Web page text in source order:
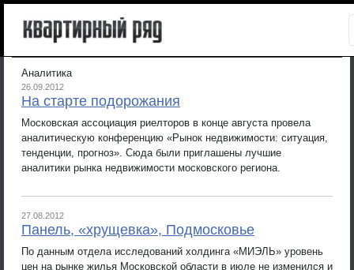
Аналитика
26.09.2012
На старте подорожания
Московская ассоциация риелторов в конце августа провела
аналитическую конференцию «Рынок недвижимости: ситуация,
тенденции, прогноз». Сюда были приглашены лучшие
аналитики рынка недвижимости московского региона.
27.08.2012
Панель, «хрущевка», Подмосковье
По данным отдела исследований холдинга «МИЭЛЬ» уровень
цен на рынке жилья Московской области в июле не изменился и